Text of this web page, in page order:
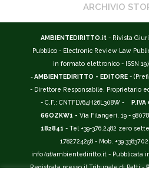
ARCHIVIO
AMBIENTEDIRITTO.it - Rivista
Pubblico - Electronic Review Law
in formato elettronico - ISSN
-AMBIENTEDIRITTO - EDITORE -
- Direttore Responsabile, Proprietario
- C.F.: CNTFLV64H26L308W -
P.IVA
66OZKW1 - Via Filangeri, 19 -
182841 - Tel +39-376.2482 zero
1782724258 - Mob. +39
info(at)ambientediritto.it - Pubblicata
Registrata presso il Tribunale di Patti -